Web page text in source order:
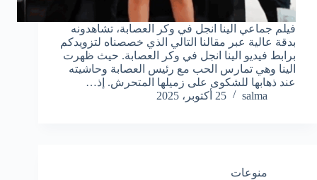
فيلم جماعي الينا انجل في وكر العصابة، تشاهدونه
بدقة عالية عبر مقالنا التالي الذي خصصناه لتزويدكم
برابط فيديو الينا انجل في وكر العصابة. حيث ظهرت
الينا وهي تمارس الحب مع رئيس العصابة وحاشيته
عند ذهابها للشكوى على زميلها المتحرش. إذ…
salma
25 أكتوبر، 2025
منوعات